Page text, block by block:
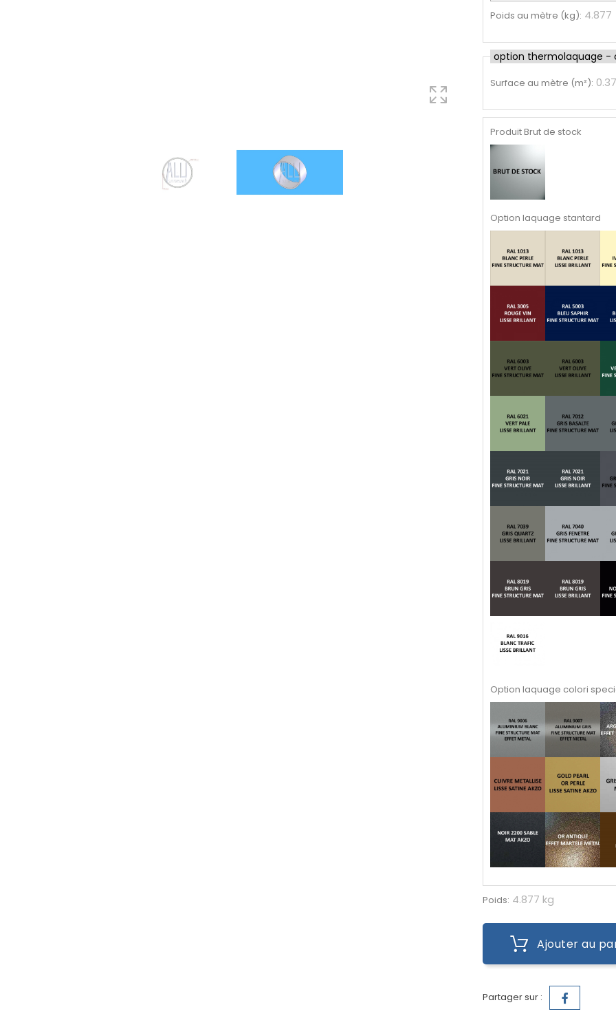
Poids au mètre (kg): 4.877
option thermolaquage -
Surface au mètre (m²):
Produit Brut de stock
Option laquage stantard
Option laquage colori
Poids: 4.877 kg
Ajouter au
Partager sur :